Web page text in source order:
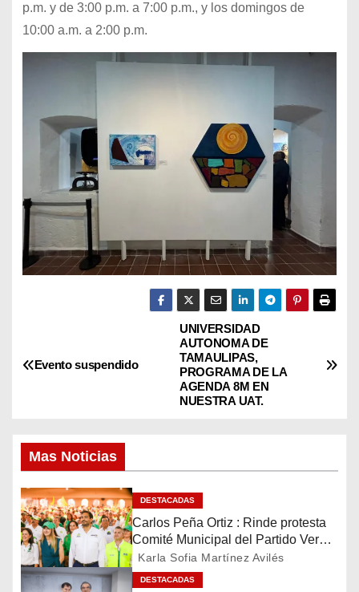
p.m. y de 3:00 p.m. a 7:00 p.m., y los domingos de
10:00 a.m. a 2:00 p.m.
a
e
g
a
c
i
UNIVERSIDAD
AUTONOMA DE
TAMAULIPAS,
PROGRAMA DE LA
AGENDA 8M EN
NUESTRA UAT.
Evento suspendido
Mas Noticias
DESTACADAS
Carlos Peña Ortiz : Rinde protesta
Comité Municipal del Partido Verde
en Reynosa
Karla Sofia Martínez Avilés
DESTACADAS